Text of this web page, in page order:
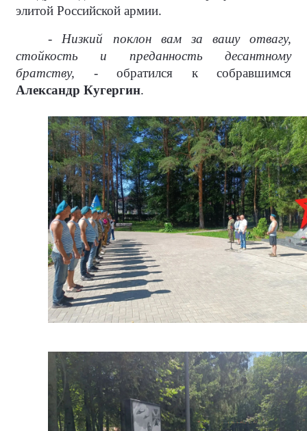
элитой Российской армии.
- Низкий поклон вам за вашу отвагу,
стойкость и преданность десантному
братству, -обратился к собравшимся
Александр Кугергин.